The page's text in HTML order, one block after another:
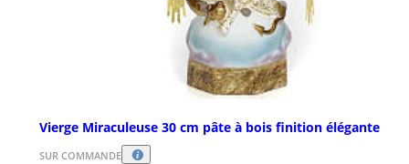
Vierge Miraculeuse 30 cm pâte à bois finition élégante
SUR COMMANDE